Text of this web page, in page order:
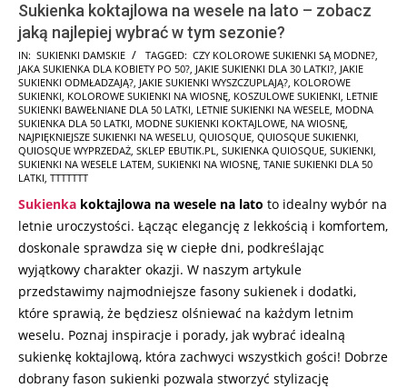
Sukienka koktajlowa na wesele na lato – zobacz
jaką najlepiej wybrać w tym sezonie?
2026-
05-
28
IN: SUKIENKI DAMSKIE TAGGED: CZY KOLOROWE SUKIENKI SĄ MODNE?,
JAKA SUKIENKA DLA KOBIETY PO 50?, JAKIE SUKIENKI DLA 30 LATKI?, JAKIE
SUKIENKI ODMŁADZAJĄ?, JAKIE SUKIENKI WYSZCZUPLAJĄ?, KOLOROWE
SUKIENKI, KOLOROWE SUKIENKI NA WIOSNĘ, KOSZULOWE SUKIENKI, LETNIE
SUKIENKI BAWEŁNIANE DLA 50 LATKI, LETNIE SUKIENKI NA WESELE, MODNA
SUKIENKA DLA 50 LATKI, MODNE SUKIENKI KOKTAJLOWE, NA WIOSNĘ,
NAJPIĘKNIEJSZE SUKIENKI NA WESELU, QUIOSQUE, QUIOSQUE SUKIENKI,
QUIOSQUE WYPRZEDAŻ, SKLEP EBUTIK.PL, SUKIENKA QUIOSQUE, SUKIENKI,
SUKIENKI NA WESELE LATEM, SUKIENKI NA WIOSNĘ, TANIE SUKIENKI DLA 50
LATKI, TTTTTTT
Sukienka koktajlowa na wesele na lato to idealny wybór na
letnie uroczystości. Łącząc elegancję z lekkością i komfortem,
doskonale sprawdza się w ciepłe dni, podkreślając
wyjątkowy charakter okazji. W naszym artykule
przedstawimy najmodniejsze fasony sukienek i dodatki,
które sprawią, że będziesz olśniewać na każdym letnim
weselu. Poznaj inspiracje i porady, jak wybrać idealną
sukienkę koktajlową, która zachwyci wszystkich gości! Dobrze
dobrany fason sukienki pozwala stworzyć stylizację